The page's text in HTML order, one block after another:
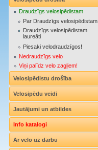
Draudzīgs velosipēdistam
Par Draudzīgs velosipēdistam
Draudzīgs velosipēdistam
laureāti
Piesaki velodraudzīgos!
Nedraudzīgs velo
Viņi palīdz velo zagļiem!
Velosipēdistu drošība
Velosipēdu veidi
Jautājumi un atbildes
Info katalogi
Ar velo uz darbu